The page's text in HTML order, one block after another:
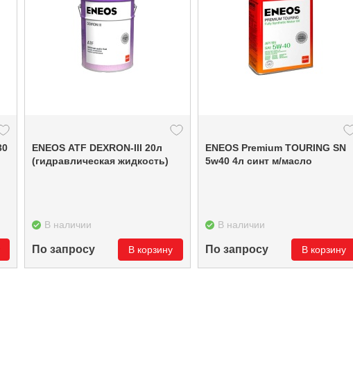
ENEOS ATF DEXRON-III 20л
(гидравлическая жидкость)
В наличии
По запросу В корзину
ENEOS Premium TOURING SN
5w40 4л синт м/масло
В наличии
По запросу В корзину